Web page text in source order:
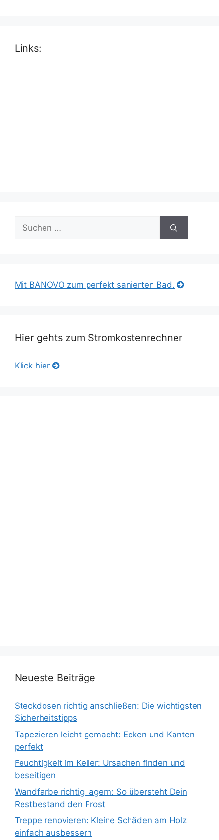
Links:
Suche
nach:
Mit BANOVO zum perfekt sanierten Bad.
Hier gehts zum Stromkostenrechner
Klick hier
Neueste Beiträge
Steckdosen richtig anschließen: Die wichtigsten
Sicherheitstipps
Tapezieren leicht gemacht: Ecken und Kanten
perfekt
Feuchtigkeit im Keller: Ursachen finden und
beseitigen
Wandfarbe richtig lagern: So übersteht Dein
Restbestand den Frost
Treppe renovieren: Kleine Schäden am Holz
einfach ausbessern